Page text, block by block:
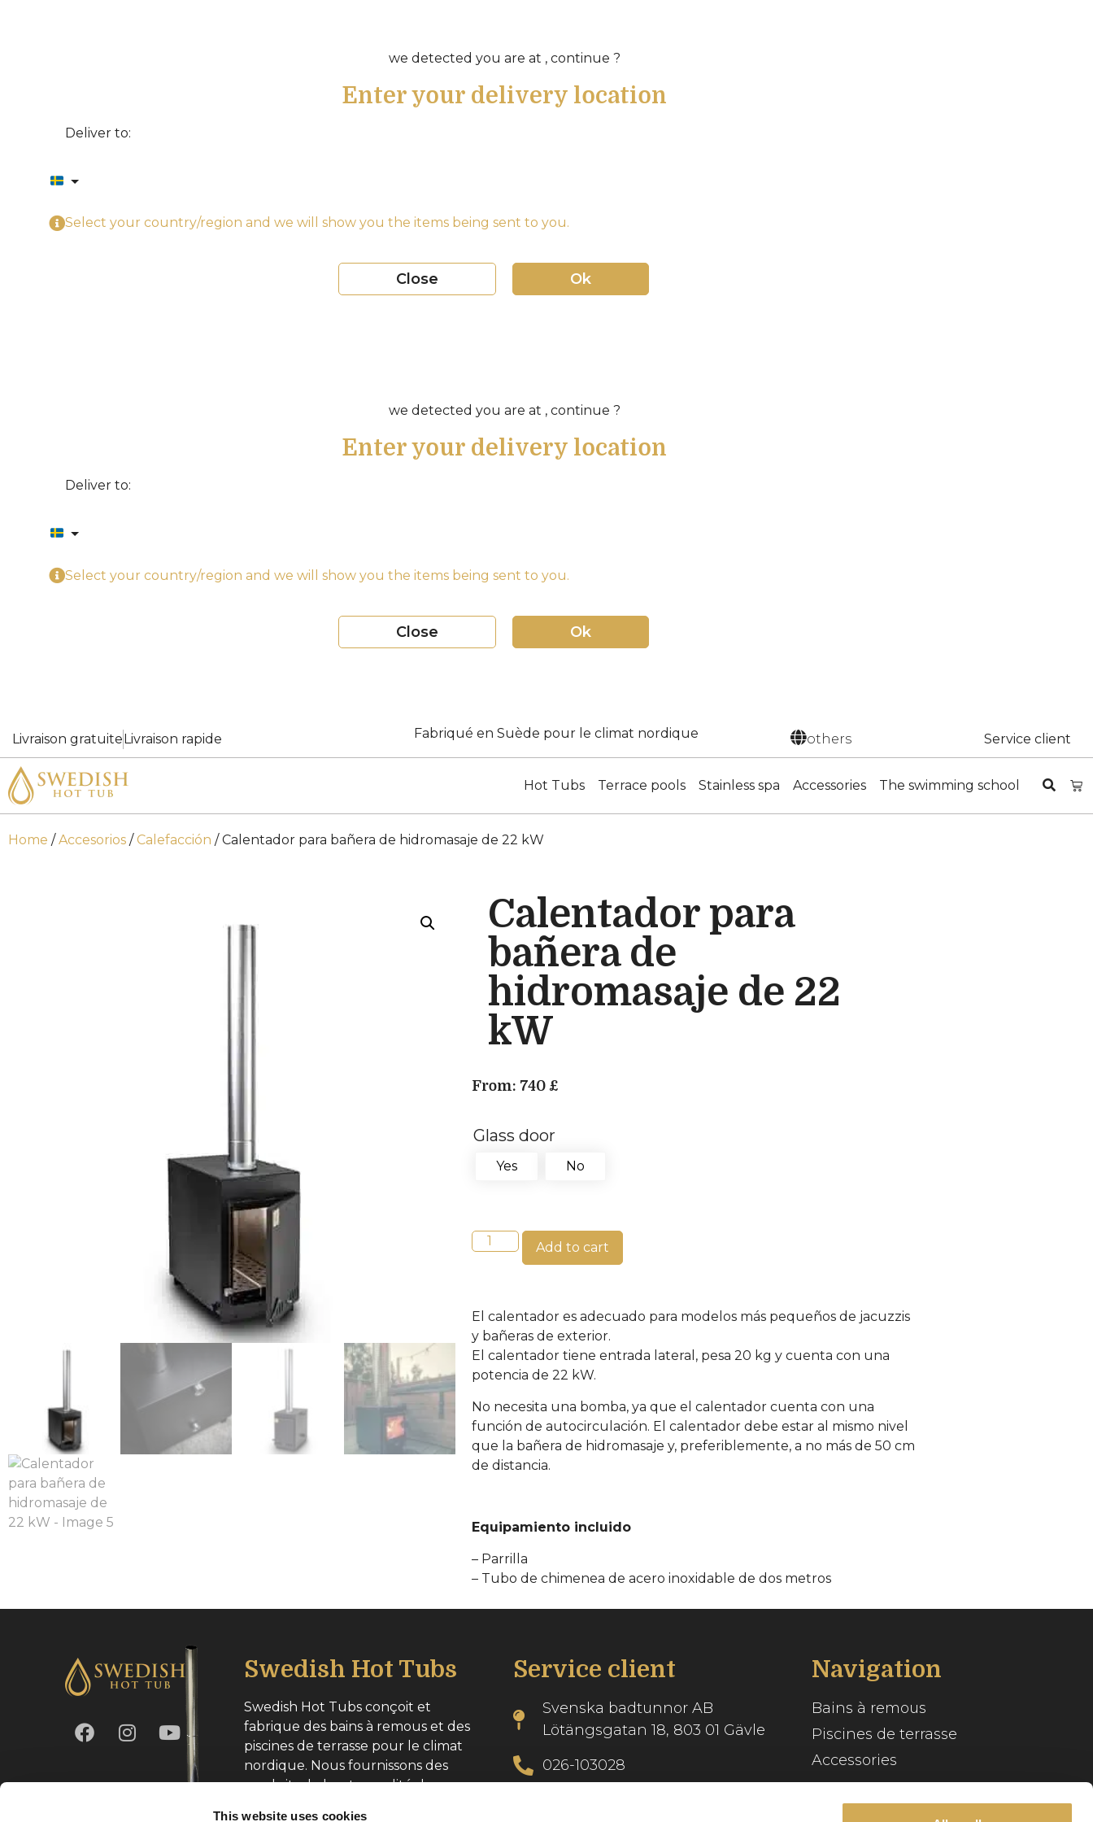
This website uses cookies
we detected you are at , continue ?
Enter your delivery location
Deliver to:
Select your country/region and we will show you the items being sent to you.
Close Ok
we detected you are at , continue ?
Enter your delivery location
Deliver to:
Select your country/region and we will show you the items being sent to you.
Close Ok
Livraison gratuiteLivraison rapide Fabriqué en Suède pour le climat nordique others Service client
Hot Tubs Terrace pools Stainless spa Accessories The swimming school
Home /Accesorios / Calefacción / Calentador para bañera de hidromasaje de 22 kW
Calentador para
bañera de
hidromasaje de 22
kW
From: 740 £
Glass door
Yes No
Add to cart
El calentador es adecuado para modelos más pequeños de jacuzzis
y bañeras de exterior.
El calentador tiene entrada lateral, pesa 20 kg y cuenta con una
potencia de 22 kW.
No necesita una bomba, ya que el calentador cuenta con una
función de autocirculación. El calentador debe estar al mismo nivel
que la bañera de hidromasaje y, preferiblemente, a no más de 50 cm
de distancia.
Equipamiento incluido
– Parrilla
– Tubo de chimenea de acero inoxidable de dos metros
Swedish Hot Tubs
Swedish Hot Tubs conçoit et
fabrique des bains à remous et des
piscines de terrasse pour le climat
nordique. Nous fournissons des
produits de haute qualité dans
Service client
Svenska badtunnor AB
Lötängsgatan 18, 803 01 Gävle
026-103028
Navigation
Bains à remous
Piscines de terrasse
Accessories